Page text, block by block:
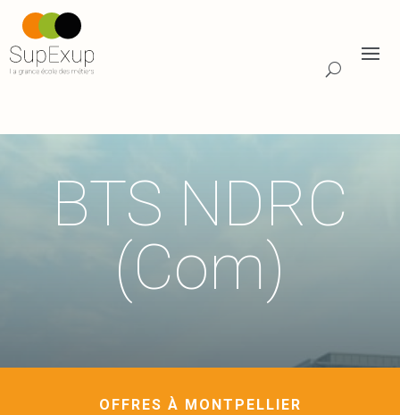
BTS NDRC
(Com)
OFFRES À MONTPELLIER